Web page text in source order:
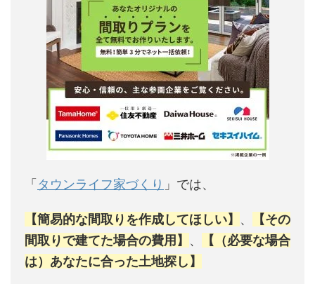
「 タウンライフ家づくり 」では、
【簡易的な間取りを作成してほしい】 、
【その
間取りで建てた場合の費用】 、
【（必要な場合
は）あなたに合った土地探し】